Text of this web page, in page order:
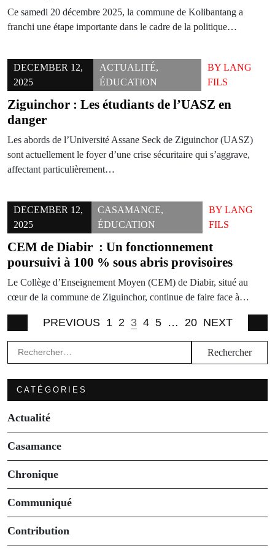
Ce samedi 20 décembre 2025, la commune de Kolibantang a
franchi une étape importante dans le cadre de la politique…
DECEMBER 12,
2025
ACTUALITÉ,
ÉDUCATION
BYLANG
FILS
Ziguinchor : Les étudiants de l’UASZ en
danger
Les abords de l’Université Assane Seck de Ziguinchor (UASZ)
sont actuellement le foyer d’une crise sécuritaire qui s’aggrave,
affectant particulièrement…
DECEMBER 12,
2025
CASAMANCE,
ÉDUCATION
BYLANG
FILS
CEM de Diabir : Un fonctionnement
poursuivi à 100 % sous abris provisoires
Le Collège d’Enseignement Moyen (CEM) de Diabir, situé au
cœur de la commune de Ziguinchor, continue de faire face à…
PREVIOUS 1 2 3 4 5 … 20 NEXT
Rechercher :
CATÉGORIES
Actualité
Casamance
Chronique
Communiqué
Contribution